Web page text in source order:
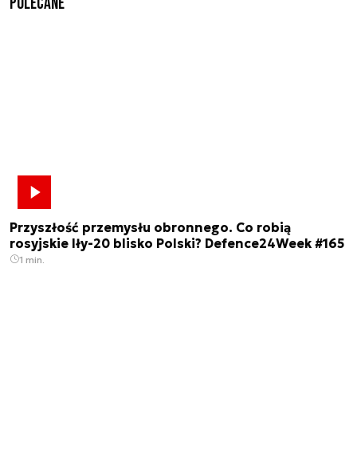
Przyszłość przemysłu obronnego. Co robią
rosyjskie Iły-20 blisko Polski? Defence24Week #165
1 min.